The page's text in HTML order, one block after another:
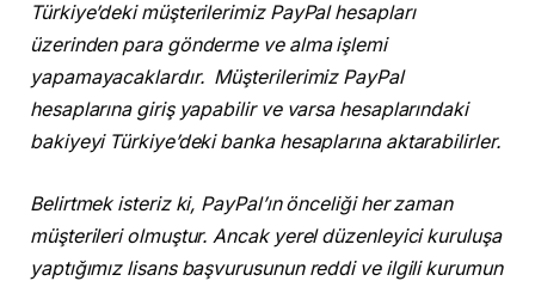
Türkiye’deki müşterilerimiz PayPal hesapları
üzerinden para gönderme ve alma işlemi
yapamayacaklardır. Müşterilerimiz PayPal
hesaplarına giriş yapabilir ve varsa hesaplarındaki
bakiyeyi Türkiye’deki banka hesaplarına aktarabilirler.
Belirtmek isteriz ki, PayPal’ın önceliği her zaman
müşterileri olmuştur. Ancak yerel düzenleyici kuruluşa
yaptığımız lisans başvurusunun reddi ve ilgili kurumun